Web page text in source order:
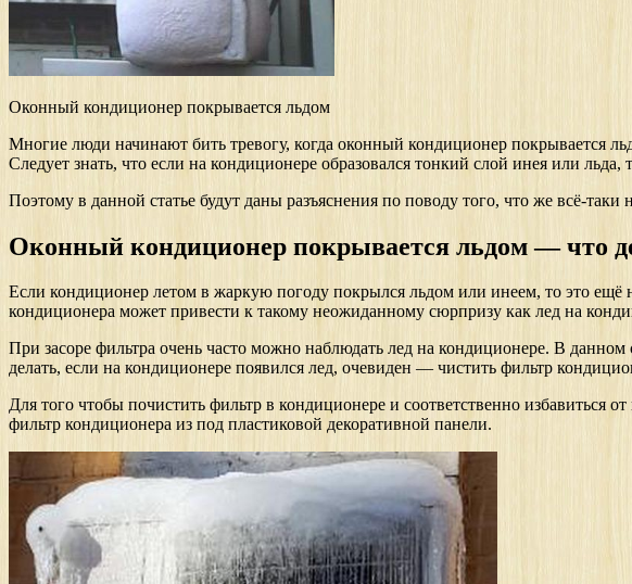
Оконный кондиционер покрывается льдом
Многие люди начинают бить тревогу, когда оконный кондиционер покрывается
Следует знать, что если на кондиционере образовался тонкий слой инея или
Поэтому в данной статье будут даны разъяснения по поводу того, что же всё-
Оконный кондиционер покрывается льдом — что
Если кондиционер летом в жаркую погоду покрылся льдом или инеем, то это ещё
кондиционера может привести к такому неожиданному сюрпризу как лед на
При засоре фильтра очень часто можно наблюдать лед на кондиционере. В
делать, если на кондиционере появился лед, очевиден — чистить фильтр
Для того чтобы почистить фильтр в кондиционере и соответственно избавиться
фильтр кондиционера из под пластиковой декоративной панели.